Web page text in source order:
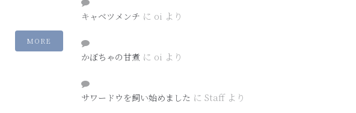
MORE
キャベツメンチ に oi より
かぼちゃの甘煮 に oi より
サワードウを飼い始めました に Staffより